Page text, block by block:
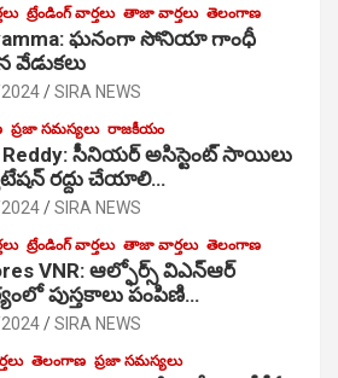
ట్రేండింగ్ వార్తలు తాజా వార్తలు తెలంగాణ
ఘ‌నంగా సోనియా గాంధీ
వేడుక‌లు
SIRA NEWS
ప్రజా సమస్యలు రాజకీయం
Reddy: సీనియర్ అసిస్టెంట్ సాయిలు
రద్దు చేయాలి…
SIRA NEWS
ట్రేండింగ్ వార్తలు తాజా వార్తలు తెలంగాణ
VNR: ఆల్ఫోర్స్ విఎన్ఆర్
పుస్తకాలు పంపిణి…
SIRA NEWS
తెలంగాణ ప్రజా సమస్యలు